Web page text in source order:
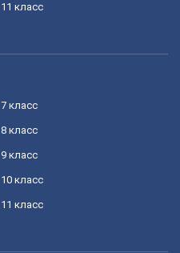
11 класс
7 класс
8 класс
9 класс
10 класс
11 класс